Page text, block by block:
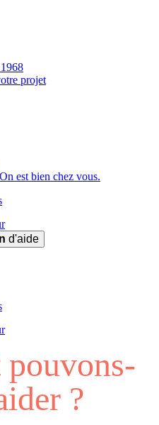
projet
On est bien chez vous.
d'aide
?